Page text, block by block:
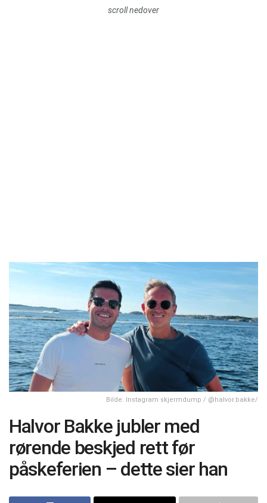
scroll nedover
Bilde: Instagram skjermdump / @halvor.bakke/
Halvor Bakke jubler med
rørende beskjed rett før
påskeferien – dette sier han